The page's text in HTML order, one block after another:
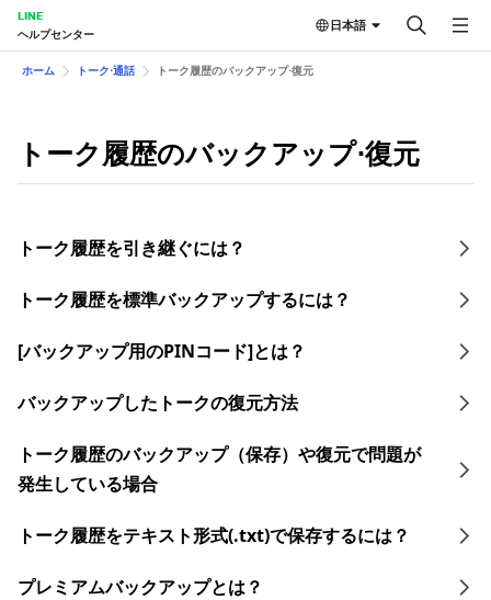
LINE
ヘルプセンター
日本語
ホーム トーク⋅通話 トーク履歴のバックアップ⋅復元
トーク履歴のバックアップ⋅復元
トーク履歴を引き継ぐには？
トーク履歴を​標準バックアップする​には？
[バックアップ用のPINコード]とは？
バックアップしたトークの復元方法
トーク履歴のバックアップ（保存）や復元で問題が
発生している場合
トーク履歴をテキスト形式(.txt)で保存するには？
プレミアムバックアップとは？